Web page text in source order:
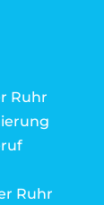
Ruhr
Ruhr